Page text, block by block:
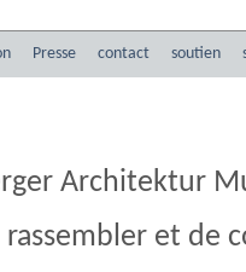
Presse contact soutien
Architektur
et de